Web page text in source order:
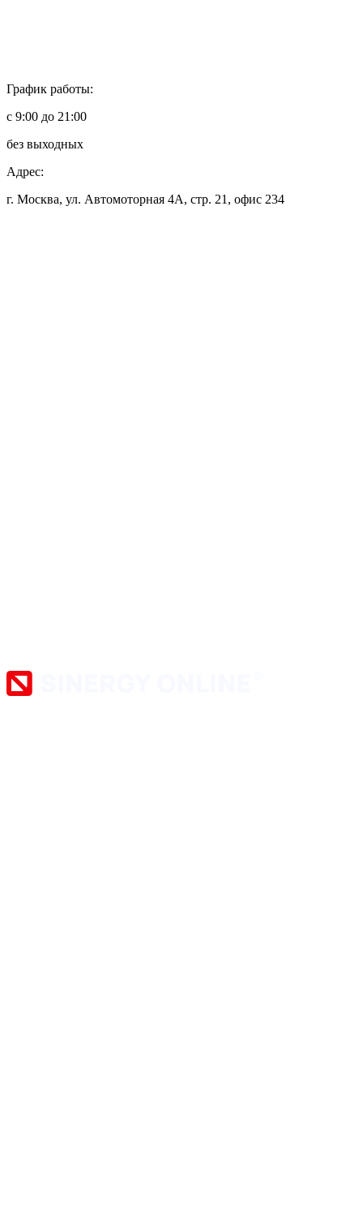
График работы:
с 9:00 до 21:00
без выходных
Адрес:
г. Москва, ул. Автомоторная 4А, стр. 21, офис 234